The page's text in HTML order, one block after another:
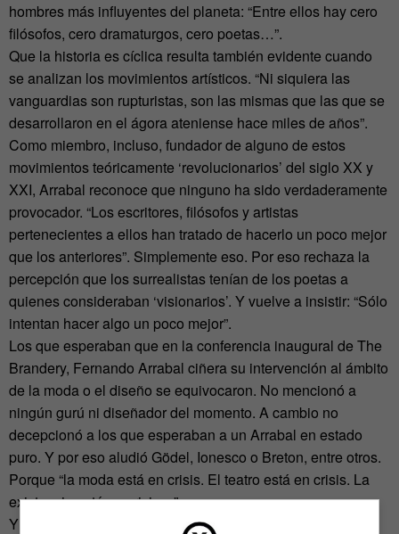
hombres más influyentes del planeta: “Entre ellos hay cero
filósofos, cero dramaturgos, cero poetas…”.
Que la historia es cíclica resulta también evidente cuando
se analizan los movimientos artísticos. “Ni siquiera las
vanguardias son rupturistas, son las mismas que las que se
desarrollaron en el ágora ateniense hace miles de años”.
Como miembro, incluso, fundador de alguno de estos
movimientos teóricamente ‘revolucionarios’ del siglo XX y
XXI, Arrabal reconoce que ninguno ha sido verdaderamente
provocador. “Los escritores, filósofos y artistas
pertenecientes a ellos han tratado de hacerlo un poco mejor
que los anteriores”. Simplemente eso. Por eso rechaza la
percepción que los surrealistas tenían de los poetas a
quienes consideraban ‘visionarios’. Y vuelve a insistir: “Sólo
intentan hacer algo un poco mejor”.
Los que esperaban que en la conferencia inaugural de The
Brandery, Fernando Arrabal ciñera su intervención al ámbito
de la moda o el diseño se equivocaron. No mencionó a
ningún gurú ni diseñador del momento. A cambio no
decepcionó a los que esperaban a un Arrabal en estado
puro. Y por eso aludió Gödel, Ionesco o Breton, entre otros.
Porque “la moda está en crisis. El teatro está en crisis. La
existencia está en crisis…”.
Y como ‘avatar del siglo XX y XXI’ (tal como lo presentó el